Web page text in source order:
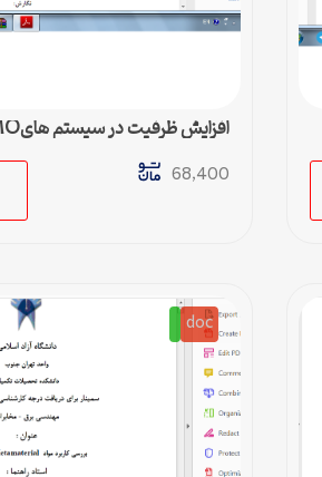
افزایش ظرفیت در سیستم هایMIMO
68,400
doc